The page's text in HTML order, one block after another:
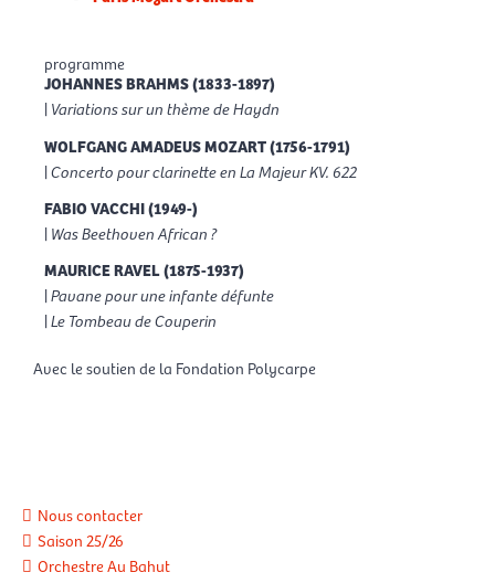
programme
JOHANNES BRAHMS (1833-1897)
|Variations sur un thème de Haydn
WOLFGANG AMADEUS MOZART (1756-1791)
|Concerto pour clarinette en La Majeur KV. 622
FABIO VACCHI (1949-)
|Was Beethoven African ?
MAURICE RAVEL (1875-1937)
|Pavane pour une infante défunte
|Le Tombeau de Couperin
Avec le soutien de la Fondation Polycarpe
Nous contacter
Saison 25/26
Orchestre Au Bahut